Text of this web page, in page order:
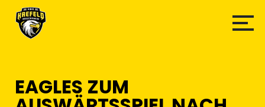
EAGLES ZUM